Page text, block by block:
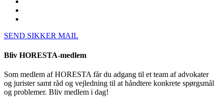
SEND SIKKER MAIL
Bliv HORESTA-medlem
Som medlem af HORESTA får du adgang til et team af advokater
og jurister samt råd og vejledning til at håndtere konkrete spørgsmål
og problemer. Bliv medlem i dag!